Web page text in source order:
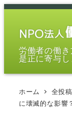
メ
労働者の働
是正に寄与し
ホーム 全投
に壊滅的な影